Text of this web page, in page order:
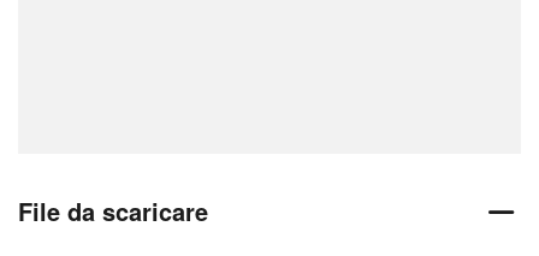
File da scaricare